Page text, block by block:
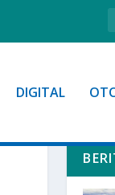
DIGITAL